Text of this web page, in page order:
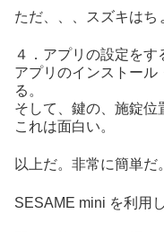
ただ、、、スズキはち
４．アプリの設定をす
アプリのインストー
る。
そして、鍵の、施錠位
これは面白い。
以上だ。非常に簡単だ。
SESAME mini を利用